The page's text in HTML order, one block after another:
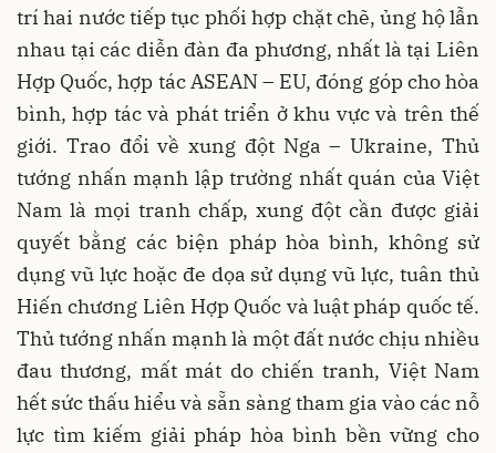
trí hai nước tiếp tục phối hợp chặt chẽ, ủng hộ lẫn
nhau tại các diễn đàn đa phương, nhất là tại Liên
Hợp Quốc, hợp tác ASEAN – EU, đóng góp cho hòa
bình, hợp tác và phát triển ở khu vực và trên thế
giới. Trao đổi về xung đột Nga – Ukraine, Thủ
tướng nhấn mạnh lập trường nhất quán của Việt
Nam là mọi tranh chấp, xung đột cần được giải
quyết bằng các biện pháp hòa bình, không sử
dụng vũ lực hoặc đe dọa sử dụng vũ lực, tuân thủ
Hiến chương Liên Hợp Quốc và luật pháp quốc tế.
Thủ tướng nhấn mạnh là một đất nước chịu nhiều
đau thương, mất mát do chiến tranh, Việt Nam
hết sức thấu hiểu và sẵn sàng tham gia vào các nỗ
lực tìm kiếm giải pháp hòa bình bền vững cho